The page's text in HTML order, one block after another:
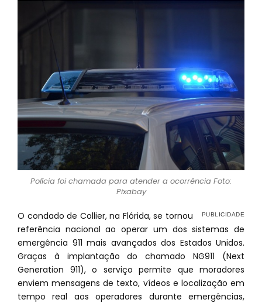
Polícia foi chamada para atender a ocorrência Foto:
Pixabay
O condado de Collier, na Flórida, se tornou
referência nacional ao operar um dos sistemas de
emergência 911 mais avançados dos Estados Unidos.
Graças à implantação do chamado NG911 (Next
Generation 911), o serviço permite que moradores
enviem mensagens de texto, vídeos e localização em
tempo real aos operadores durante emergências,